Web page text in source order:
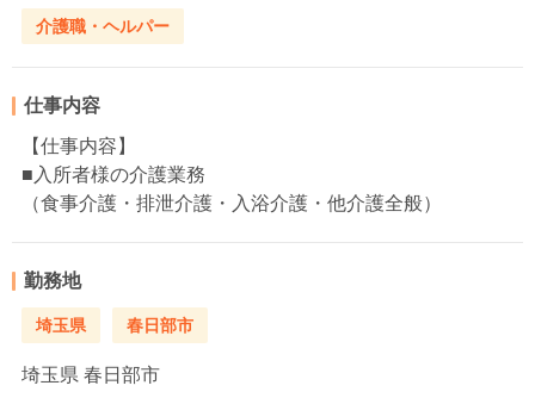
介護職・ヘルパー
仕事内容
【仕事内容】
■入所者様の介護業務
（食事介護・排泄介護・入浴介護・他介護全般）
勤務地
埼玉県 春日部市
埼玉県 春日部市